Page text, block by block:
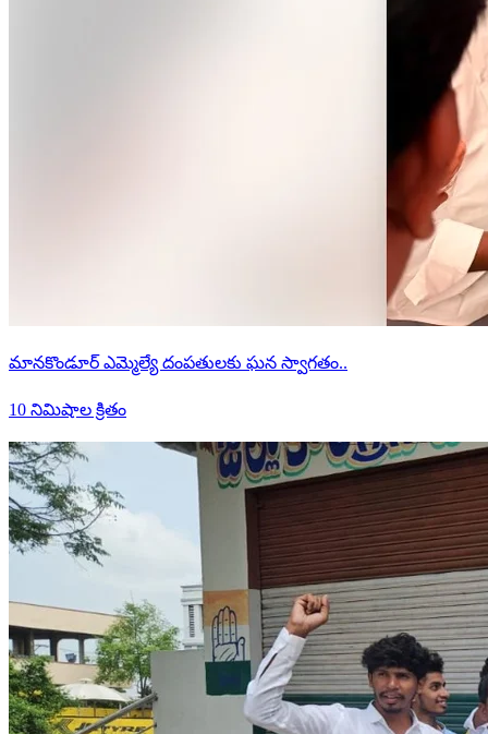
మానకొండూర్ ఎమ్మెల్యే దంపతులకు ఘన స్వాగతం..
10 నిమిషాల క్రితం